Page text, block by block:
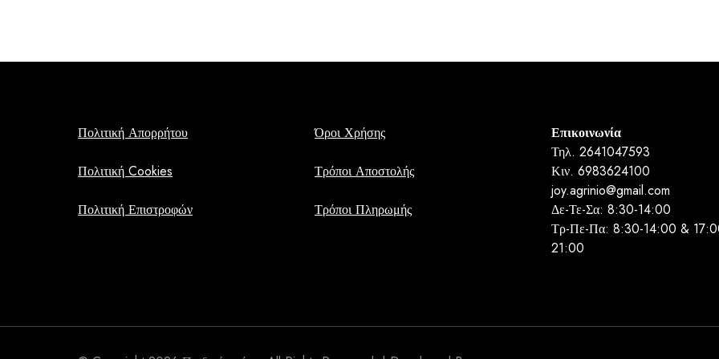
€12,00.
είναι:
Πολιτική Απορρήτου
Πολιτική Cookies
Πολιτική Επιστροφών
Όροι Χρήσης
Τρόποι Αποστολής
Τρόποι Πληρωμής
Επικοινωνία
Τηλ. 2641047593
Κιν. 6983624100
joy.agrinio@gmail.com
Δε-Τε-Σα: 8:30-14:00
Τρ-Πε-Πα: 8:30-14:00 &
21:00